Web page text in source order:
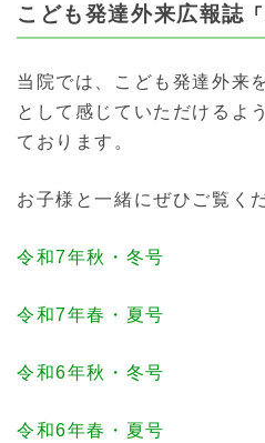
こども発達外来広報誌 「
当院では、こども発達外来
として感じていただけるよ
ております。
お子様と一緒にぜひご覧く
令和7年秋・冬号
令和7年春・夏号
令和6年秋・冬号
令和6年春・夏号